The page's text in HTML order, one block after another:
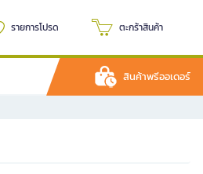
รายการโปรด ตะกร้าสินค้า
สินค้าพรีออเดอร์